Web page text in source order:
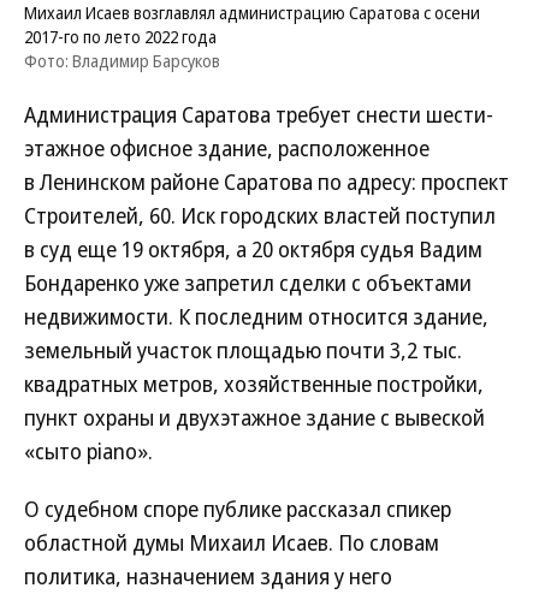
Михаил Исаев возглавлял администрацию Саратова с осени
2017-го по лето 2022 года
Фото: Владимир Барсуков
Администрация Саратова требует снести шести­
этажное офисное здание, расположенное
в Ленинском районе Саратова по адресу: проспект
Строителей, 60. Иск городских властей поступил
в суд еще 19 октября, а 20 октября судья Вадим
Бондаренко уже запретил сделки с объектами
недвижимости. К последним относится здание,
земельный участок площадью почти 3,2 тыс.
квадратных метров, хозяйственные постройки,
пункт охраны и двухэтажное здание с вывеской
«сыто piano».
О судебном споре публике рассказал спикер
областной думы Михаил Исаев. По словам
политика, назначением здания у него